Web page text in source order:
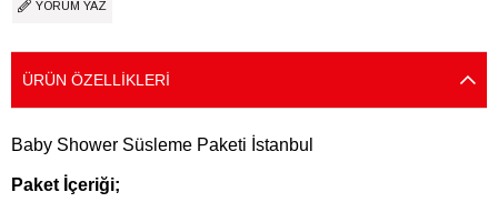
YORUM YAZ
ÜRÜN ÖZELLIKLERI
Baby Shower Süsleme Paketi İstanbul
Paket İçeriği;